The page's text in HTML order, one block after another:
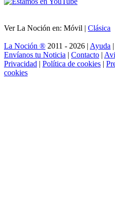
Ver La Noción en: Móvil | Clásica
La Noción ® 2011 - 2026 | Ayuda |
Envíanos tu Noticia | Contacto |
Privacidad | Política de cookies |
cookies